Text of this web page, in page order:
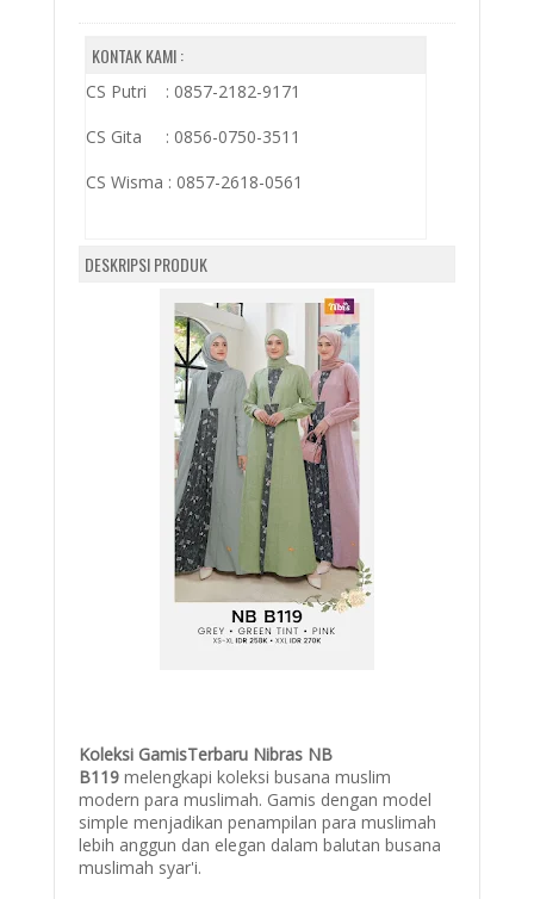
KONTAK KAMI :
CS Putri : 0857-2182-9171
CS Gita : 0856-0750-3511
CS Wisma : 0857-2618-0561
DESKRIPSI PRODUK
Koleksi GamisTerbaru Nibras NB
B119 melengkapi koleksi busana muslim
modern para muslimah. Gamis dengan model
simple menjadikan penampilan para muslimah
lebih anggun dan elegan dalam balutan busana
muslimah syar'i.